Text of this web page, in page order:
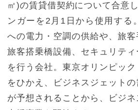
㎡)の賃貸借契約について合意
ンガーを2月1日から使用する
への電力・空調の供給や、旅客
旅客搭乗橋設備、セキュリテ
を行う会社。東京オリンピッ
をひかえ、ビジネスジェット
が予想されることから、ビジ